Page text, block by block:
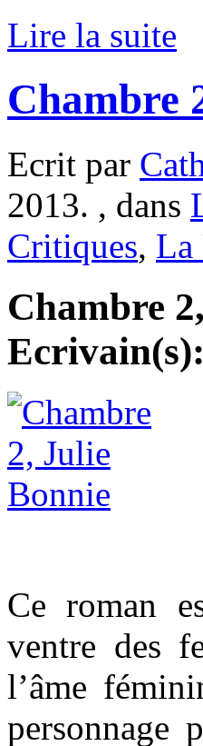
Lire la suite
Chambre
Ecrit par
2013. , dans
Critiques, La
Chambre
Ecrivain(s):
Ce roman
ventre des
l’âme
personnage